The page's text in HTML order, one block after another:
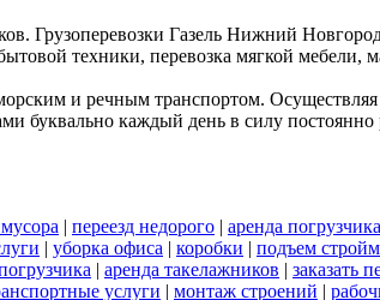
Грузоперевозки Газель Нижний
техники, перевозка мягкой мебели,
и речным транспортом.
буквально каждый день в силу
| переезд недорого | аренда погрузчика
| уборка офиса | коробки | подъем
| аренда такелажников | заказать
услуги | монтаж строений |